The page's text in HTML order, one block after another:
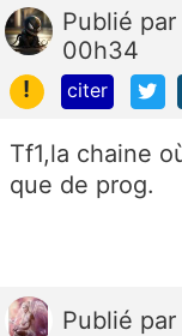
Publié par
00h34
!
citer
Tf1,la chaine
que de prog.
Publié par